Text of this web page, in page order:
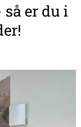
er du i